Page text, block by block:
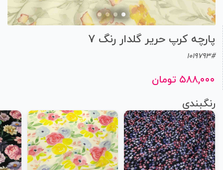
پارچه کرپ حریر گلدار رنگ 7
1019793#
۵۸۸,۰۰۰ تومان
رنگبندی